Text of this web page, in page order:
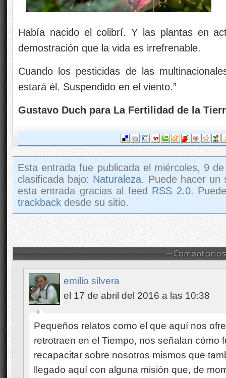
Había nacido el colibrí. Y las plantas en
demostración que la vida es irrefrenable.
Cuando los pesticidas de las
estará él. Suspendido en el viento.”
Gustavo Duch para La Fertilidad de la
Esta entrada fue publicada el miércoles, 9
clasificada bajo: Naturaleza. Puede hacer un
esta entrada gracias al feed RSS 2.0.
trackback desde su sitio.
emilio silvera
el 17 de abril del 2016 a las 10:38
Pequeños relatos como el que aquí nos
retrotraen en el Tiempo, nos señalan cómo
recapacitar sobre nosotros mismos que
llegado aquí con alguna misión que, de